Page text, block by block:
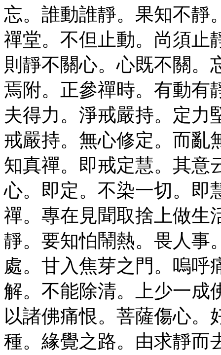
忘。誰動誰靜。果知不靜
禪堂。不但止動。尚須止
則靜不關心。心既不關。
焉附。正參禪時。有動有
夫得力。淨戒嚴持。定力
戒嚴持。無心修定。而亂
知真禪。即戒定慧。其意
心。即定。不染一切。即
禪。專在見聞取捨上做生
靜。要知怕鬧熱。畏人事
處。甘入焦芽之門。嗚呼
解。不能除清。上少一成
以諸佛痛恨。菩薩傷心。
種。緣覺之路。由求靜而